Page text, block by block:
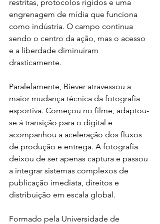
restritas, protocolos rígidos e uma
engrenagem de mídia que funciona
como indústria. O campo continua
sendo o centro da ação, mas o acesso
e a liberdade diminuíram
drasticamente.
Paralelamente, Biever atravessou a
maior mudança técnica da fotografia
esportiva. Começou no filme, adaptou-
se à transição para o digital e
acompanhou a aceleração dos fluxos
de produção e entrega. A fotografia
deixou de ser apenas captura e passou
a integrar sistemas complexos de
publicação imediata, direitos e
distribuição em escala global.
Formado pela Universidade de